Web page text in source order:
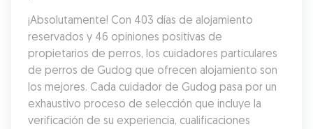
¡Absolutamente! Con 403 días de alojamiento
reservados y 46 opiniones positivas de
propietarios de perros, los cuidadores particulares
de perros de Gudog que ofrecen alojamiento son
los mejores. Cada cuidador de Gudog pasa por un
exhaustivo proceso de selección que incluye la
verificación de su experiencia, cualificaciones